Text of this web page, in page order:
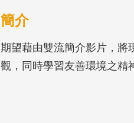
簡介
期望藉由雙流簡介影片，將
觀，同時學習友善環境之精